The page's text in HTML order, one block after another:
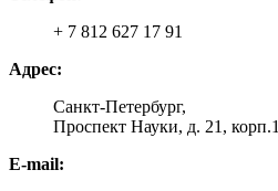
+ 7 812 627 17 91
Адрес:
Санкт-Петербург,
Проспект Науки, д. 21, корп.1
E-mail: